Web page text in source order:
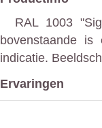
RAL 1003
bovenstaande is
indicatie.
Ervaringen